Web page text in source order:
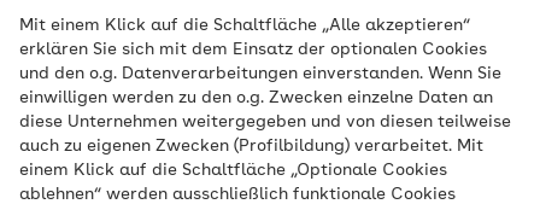
Mit einem Klick auf die Schaltfläche „Alle akzeptieren“
erklären Sie sich mit dem Einsatz der optionalen Cookies
und den o.g. Datenverarbeitungen einverstanden. Wenn Sie
einwilligen werden zu den o.g. Zwecken einzelne Daten an
diese Unternehmen weitergegeben und von diesen teilweise
auch zu eigenen Zwecken (Profilbildung) verarbeitet. Mit
einem Klick auf die Schaltfläche „Optionale Cookies
ablehnen“ werden ausschließlich funktionale Cookies
Ort
Job finden